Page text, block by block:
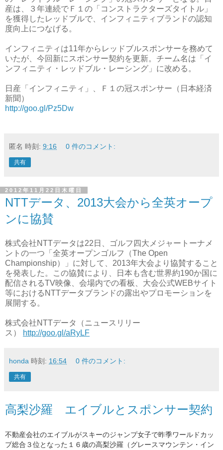
産は、３年連続でＦ１の「コンストラクターズタイトル」
を獲得したレッドブルで、インフィニティブランドの認知
度向上につなげる。
インフィニティは11年からレッドブルスポンサーを務めて
いたが、今回新にスポンサー契約を更新。チーム名は「イ
ンフィニティ・レッドブル・レーシング」に改める。
日産「インフィニティ」、Ｆ１の冠スポンサー（日本経済
新聞）
http://goo.gl/Pz5Dw
匿名 時刻: 9:16 0 件のコメント:
共有
2012年11月22日木曜日
NTTデータ、2013大会から全英オープ
ンに協賛
株式会社NTTデータは22日、ゴルフ四大メジャートーナメ
ントの一つ「全英オープンゴルフ（The Open
Championship）」に対して、2013年大会より協賛すること
を発表した。この協賛により、日本も含む世界約190か国に
配信されるTV映像、会場内での看板、大会公式WEBサイト
等におけるNTTデータブランドの露出やプロモーションを
展開する。
株式会社NTTデータ（ニュースリリー
ス）
http://goo.gl/aRyLF
honda 時刻: 16:54 0 件のコメント:
共有
高梨沙羅 エイブルとスポンサー契約
不動産会社のエイブルがスキーのジャンプ女子で昨季ワールドカッ
プ総合３位となった１６歳の高梨沙羅（グレースマウンテン・イン